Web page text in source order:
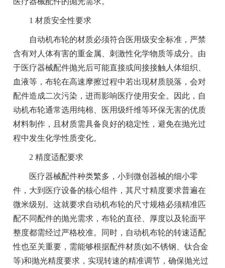
1 材质安全性要求
自动机布轮的材质必须符合医用级安全标准，严禁
含有对人体有害的重金属、刺激性化学物质等成分。由
于医疗器械配件抛光后可能直接或间接接触人体组织、
血液等，布轮在高速摩擦过程中若出现材质脱落，会对
配件造成二次污染，进而影响医疗使用安全。因此，自
动机布轮通常选用纯棉、医用级纤维等环保无害的优质
材料制作，且材质需具备良好的稳定性，避免在抛光过
程中发生化学性质变化。
2 精度适配要求
医疗器械配件种类繁多，小到微创器械的细小零
件，大到医疗设备的核心组件，其尺寸精度要求普遍在
微米级别。这就要求自动机布轮的尺寸规格必须精准匹
配不同配件的抛光需求，布轮的直径、厚度以及轮面平
整度都需经过严格校准。同时，自动机布轮的转速适配
性也至关重要，需能够根据配件材质(如不锈钢、钛合金
等)和抛光精度要求，实现转速的精准调节，确保抛光过